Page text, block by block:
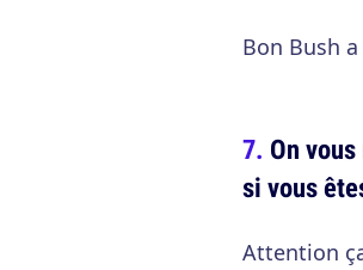
Bon Bush
On
si vous
Attention